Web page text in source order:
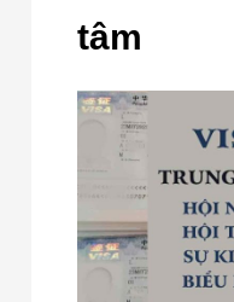
tâm